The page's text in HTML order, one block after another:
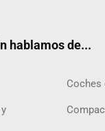
hablamos de...